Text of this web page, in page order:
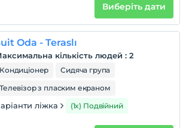
Виберіть дати
Oda - Teraslı
кількість людей : 2
Кондиціонер
Сидяча група
Телевізор з пласким екраном
ліжка (1x) Подвійний